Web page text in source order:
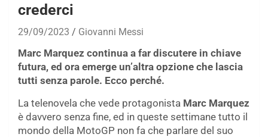
crederci
29/09/2023 Giovanni Messi
Marc Marquez continua a far discutere in chiave
futura, ed ora emerge un’altra opzione che lascia
tutti senza parole. Ecco perché.
La telenovela che vede protagonista Marc Marquez
è davvero senza fine, ed in queste settimane tutto il
mondo della MotoGP non fa che parlare del suo